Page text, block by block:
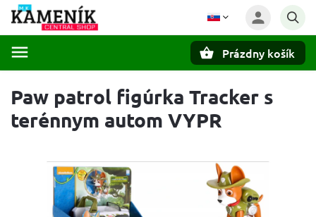
Prázdny košík
Paw patrol figúrka Tracker s
terénnym autom VYPR